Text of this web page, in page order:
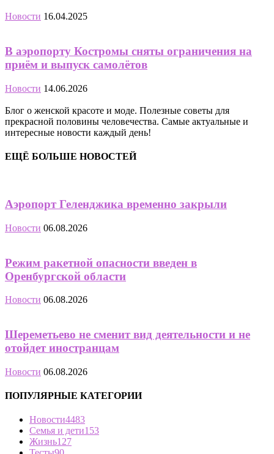
Новости 16.04.2025
В аэропорту Костромы сняты ограничения на
приём и выпуск самолётов
Новости 14.06.2026
Блог о женской красоте и моде. Полезные советы для
прекрасной половины человечества. Самые актуальные и
интересные новости каждый день!
ЕЩЁ БОЛЬШЕ НОВОСТЕЙ
Аэропорт Геленджика временно закрыли
Новости 06.08.2026
Режим ракетной опасности введен в
Оренбургской области
Новости 06.08.2026
Шереметьево не сменит вид деятельности и не
отойдет иностранцам
Новости 06.08.2026
ПОПУЛЯРНЫЕ КАТЕГОРИИ
Новости4483
Семья и дети153
Жизнь127